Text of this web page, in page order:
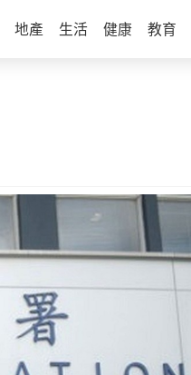
地產 生活 健康 教育